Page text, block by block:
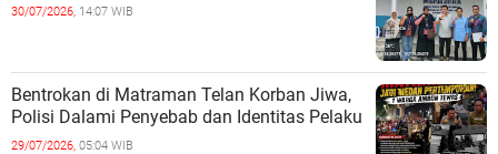
30/07/2026, 14:07 WIB
Bentrokan di Matraman Telan Korban Jiwa,
Polisi Dalami Penyebab dan Identitas Pelaku
29/07/2026, 05:04 WIB